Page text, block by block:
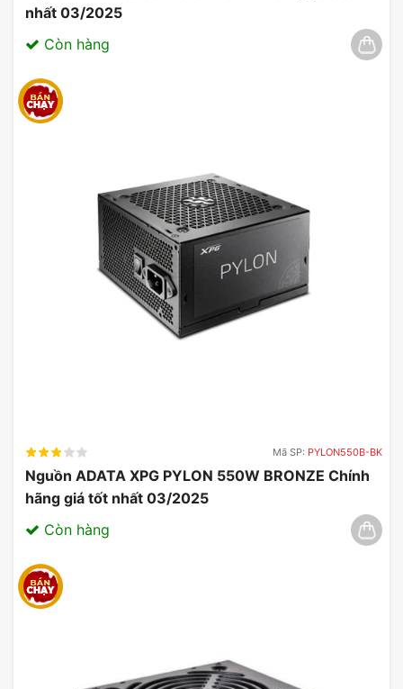
nhất 03/2025
Còn hàng
Mã SP: PYLON550B-BK
Nguồn ADATA XPG PYLON 550W BRONZE Chính
hãng giá tốt nhất 03/2025
Còn hàng